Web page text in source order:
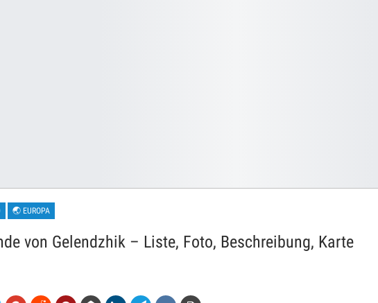
🌏 EUROPA
von Gelendzhik – Liste, Foto, Beschreibung, Karte